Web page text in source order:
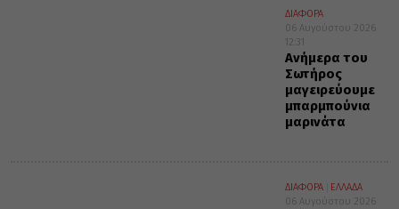
ΔΙΑΦΟΡΑ
06 Αυγούστου 2026
12:31
Ανήμερα του
Σωτήρος
μαγειρεύουμε
μπαρμπούνια
μαρινάτα
ΔΙΑΦΟΡΑ
ΕΛΛΑΔΑ
06 Αυγούστου 2026